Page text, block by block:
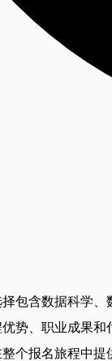
包含数据科学
势、职业成果
个报名旅程中提